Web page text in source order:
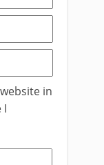
in
I